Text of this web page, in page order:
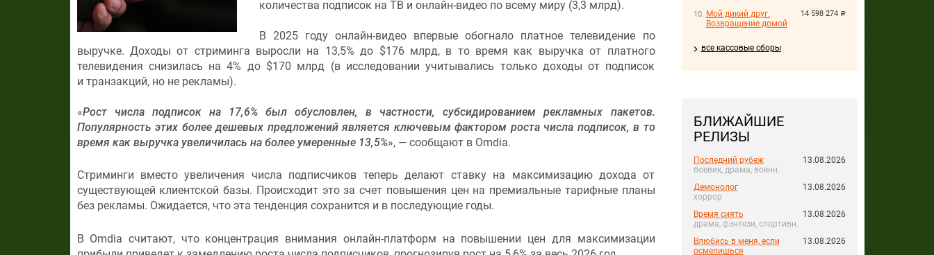
14 598 274 руб.
Мой дикий друг.
Возвращение домой
все кассовые сборы
БЛИЖАЙШИЕ
РЕЛИЗЫ
Последний рубеж
боевик, драма, военн.
13.08.2026
Демонолог
хоррор
13.08.2026
Время сиять
драма, фэнтези, спортивн.
13.08.2026
Влюбись в меня, если
осмелишься
13.08.2026
количества подписок на ТВ и онлайн-видео по всему миру (3,3 млрд).
В 2025 году онлайн-видео впервые обогнало платное телевидение по
выручке. Доходы от стриминга выросли на 13,5% до $176 млрд, в то время как выручка от платного
телевидения снизилась на 4% до $170 млрд (в исследовании учитывались только доходы от подписок
и транзакций, но не рекламы).
«Рост числа подписок на 17,6% был обусловлен, в частности, субсидированием рекламных пакетов.
Популярность этих более дешевых предложений является ключевым фактором роста числа подписок, в то
время как выручка увеличилась на более умеренные 13,5%», — сообщают в Omdia.
Стриминги вместо увеличения числа подписчиков теперь делают ставку на максимизацию дохода от
существующей клиентской базы. Происходит это за счет повышения цен на премиальные тарифные планы
без рекламы. Ожидается, что эта тенденция сохранится и в последующие годы.
В Omdia считают, что концентрация внимания онлайн-платформ на повышении цен для максимизации